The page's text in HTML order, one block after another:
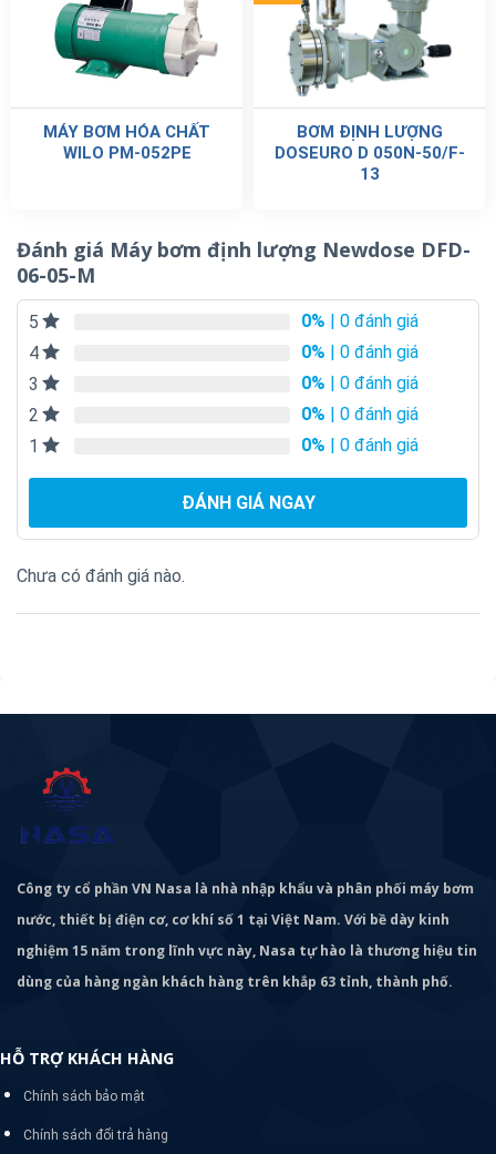
MÁY BƠM HÓA CHẤT
WILO PM-052PE
BƠM ĐỊNH LƯỢNG
DOSEURO D 050N-50/F-
13
Đánh giá Máy bơm định lượng Newdose DFD-
06-05-M
5 0% | 0 đánh giá
4
0% | 0 đánh giá
3
0% | 0 đánh giá
2
0% | 0 đánh giá
1
0% | 0 đánh giá
ĐÁNH GIÁ NGAY
Chưa có đánh giá nào.
Công ty cổ phần VN Nasa là nhà nhập khẩu và phân phối máy bơm
nước, thiết bị điện cơ, cơ khí số 1 tại Việt Nam. Với bề dày kinh
nghiệm 15 năm trong lĩnh vực này, Nasa tự hào là thương hiệu tin
dùng của hàng ngàn khách hàng trên khắp 63 tỉnh, thành phố.
HỖ TRỢ KHÁCH HÀNG
Chính sách bảo mật
Chính sách đổi trả hàng